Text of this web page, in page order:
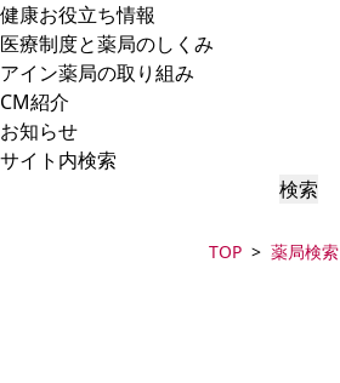
健康お役立ち情報
医療制度と薬局のしくみ
アイン薬局の取り組み
CM紹介
お知らせ
サイト内検索
検索
TOP 薬局検索